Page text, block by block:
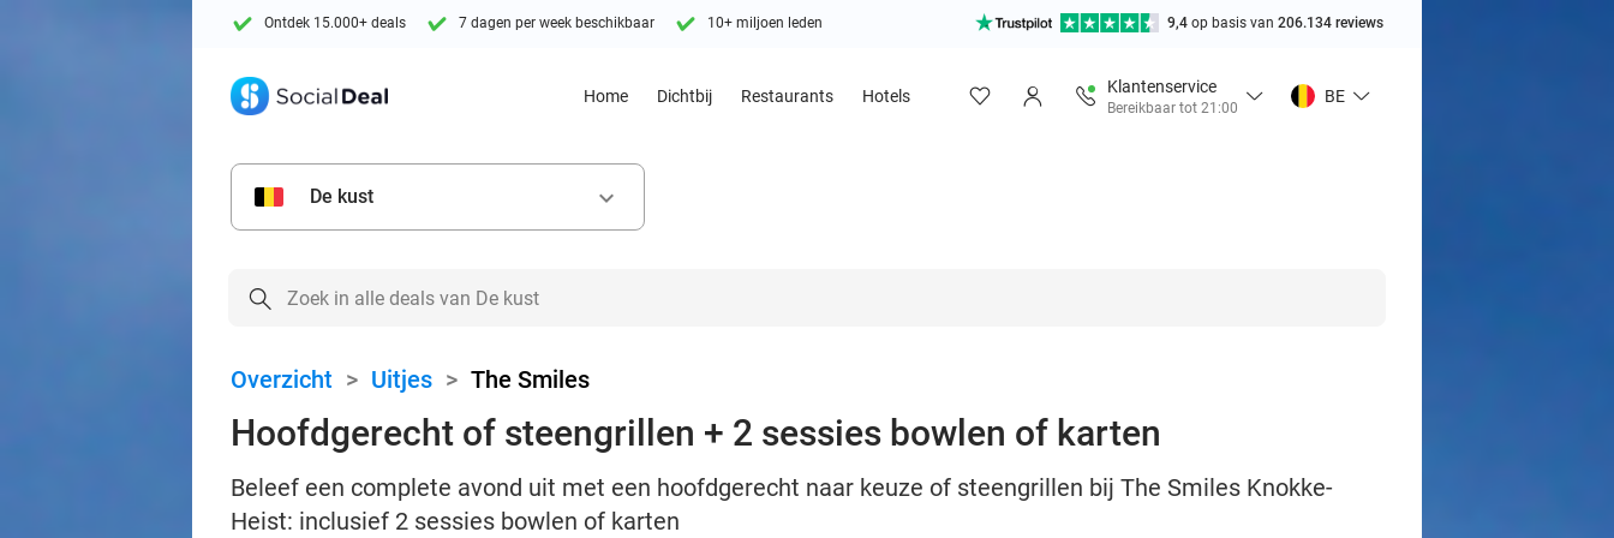
Ontdek 15.000+ deals 7 dagen per week beschikbaar 10+ miljoen leden 9,4 op basis van 206.134 reviews
Home Dichtbij Restaurants Hotels
Klantenservice
Bereikbaar tot 21:00
BE
De kust keyboard_arrow_down
Overzicht > Uitjes > The Smiles
Hoofdgerecht of steengrillen + 2 sessies bowlen of karten
Beleef een complete avond uit met een hoofdgerecht naar keuze of steengrillen bij The Smiles Knokke-
Heist: inclusief 2 sessies bowlen of karten